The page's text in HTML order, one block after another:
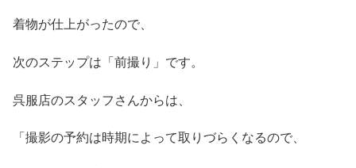
着物が仕上がったので、
次のステップは「前撮り」です。
呉服店のスタッフさんからは、
「撮影の予約は時期によって取りづらくなるので、